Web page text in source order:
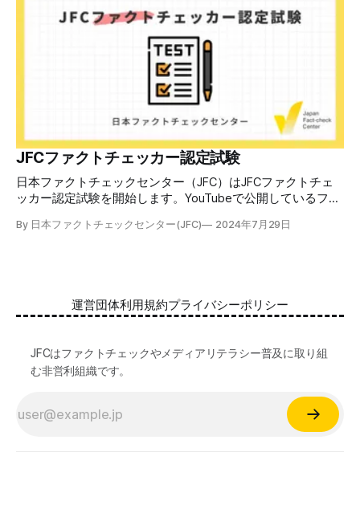
の日本での影響を調べた2万人調査の紹介や、間違った情報
を信じてしまう背景にある人間のバイアス、大規模に拡散す
るSNSアルゴリズムなどを解説しています。 実践編では、画
像や動画や生成AIなど、偽・誤情報をどのように検証したら
良いかをJFCが検証してきた事例から具体的に学びます。
JFCファクトチェッカー認定試験を開始 2024年7月29日か
ら、これらの内容について習熟度を確認するJFCファクトチ
ェッカー認定試験を開始します。誰でもいつでも受験可能で
す（2024年度中は受験料1000円、2025年度から2000円）。
合格者には様々な技能をデジタル証明するオープンバッジ・
ネットワークを活用して、JFCファクトチェッカーの認定証
を発行します。 JFCファクトチェッカー認定試験
JFCファクトチェッカー認定試験
日本ファクトチェックセンター（JFC）はJFCファクトチェ
ッカー認定試験を開始します。YouTubeで公開しているファ
す。 拡散する偽・誤情報から身を守るために 偽・誤情報の
情報を51.5%の割合で「正しいと思う」と答え、「誤ってい
によって、それが自分の感覚に近ければ「正しい」と受け取
る傾向がある。インターネットはその傾向を増幅する。 だ
知識が誰にとっても必須です。 JFCファクトチェック講座と
認定試験 JFCファクトチェック講座（YouTube, 記事）は、2
By 日本ファクトチェックセンター(JFC) 2024年7月29日
運営団体利用規約プライバシーポリシー
JFCはファクトチェックやメディアリテラシー普及に取り組
む非営利組織です。